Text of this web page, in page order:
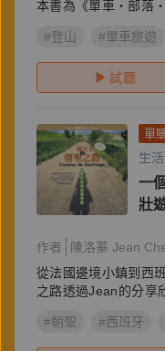
本書為《單車‧部落
#登山 #單車旅遊
試聽
單
生
一
壯
作者
陳洛蓁 Jean
從法國邊境小鎮到西
之路透過Jean的分享
#朝聖 #西班牙